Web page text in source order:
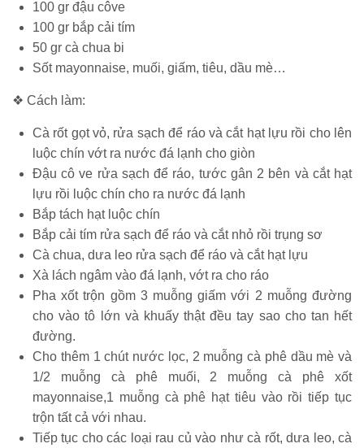
100 gr đậu côve
100 gr bắp cải tím
50 gr cà chua bi
Sốt mayonnaise, muối, giấm, tiêu, dầu mè…
❖ Cách làm:
Cà rốt gọt vỏ, rửa sạch để ráo và cắt hạt lựu rồi cho lên
luộc chín vớt ra nước đá lạnh cho giòn
Đậu cô ve rửa sạch để ráo, tước gân 2 bên và cắt hạt
lựu rồi luộc chín cho ra nước đá lạnh
Bắp tách hạt luộc chín
Bắp cải tím rửa sạch để ráo và cắt nhỏ rồi trụng sơ
Cà chua, dưa leo rửa sạch để ráo và cắt hạt lựu
Xà lách ngâm vào đá lạnh, vớt ra cho ráo
Pha xốt trộn gồm 3 muỗng giấm với 2 muỗng đường
cho vào tô lớn và khuấy thật đều tay sao cho tan hết
đường.
Cho thêm 1 chút nước lọc, 2 muỗng cà phê dầu mè và
1/2 muỗng cà phê muối, 2 muỗng cà phê xốt
mayonnaise,1 muỗng cà phê hạt tiêu vào rồi tiếp tục
trộn tất cả với nhau.
Tiếp tục cho các loại rau củ vào như cà rốt, dưa leo, cà